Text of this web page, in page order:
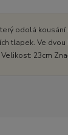
odolá kousání
tlapek. Ve dvou
23cm